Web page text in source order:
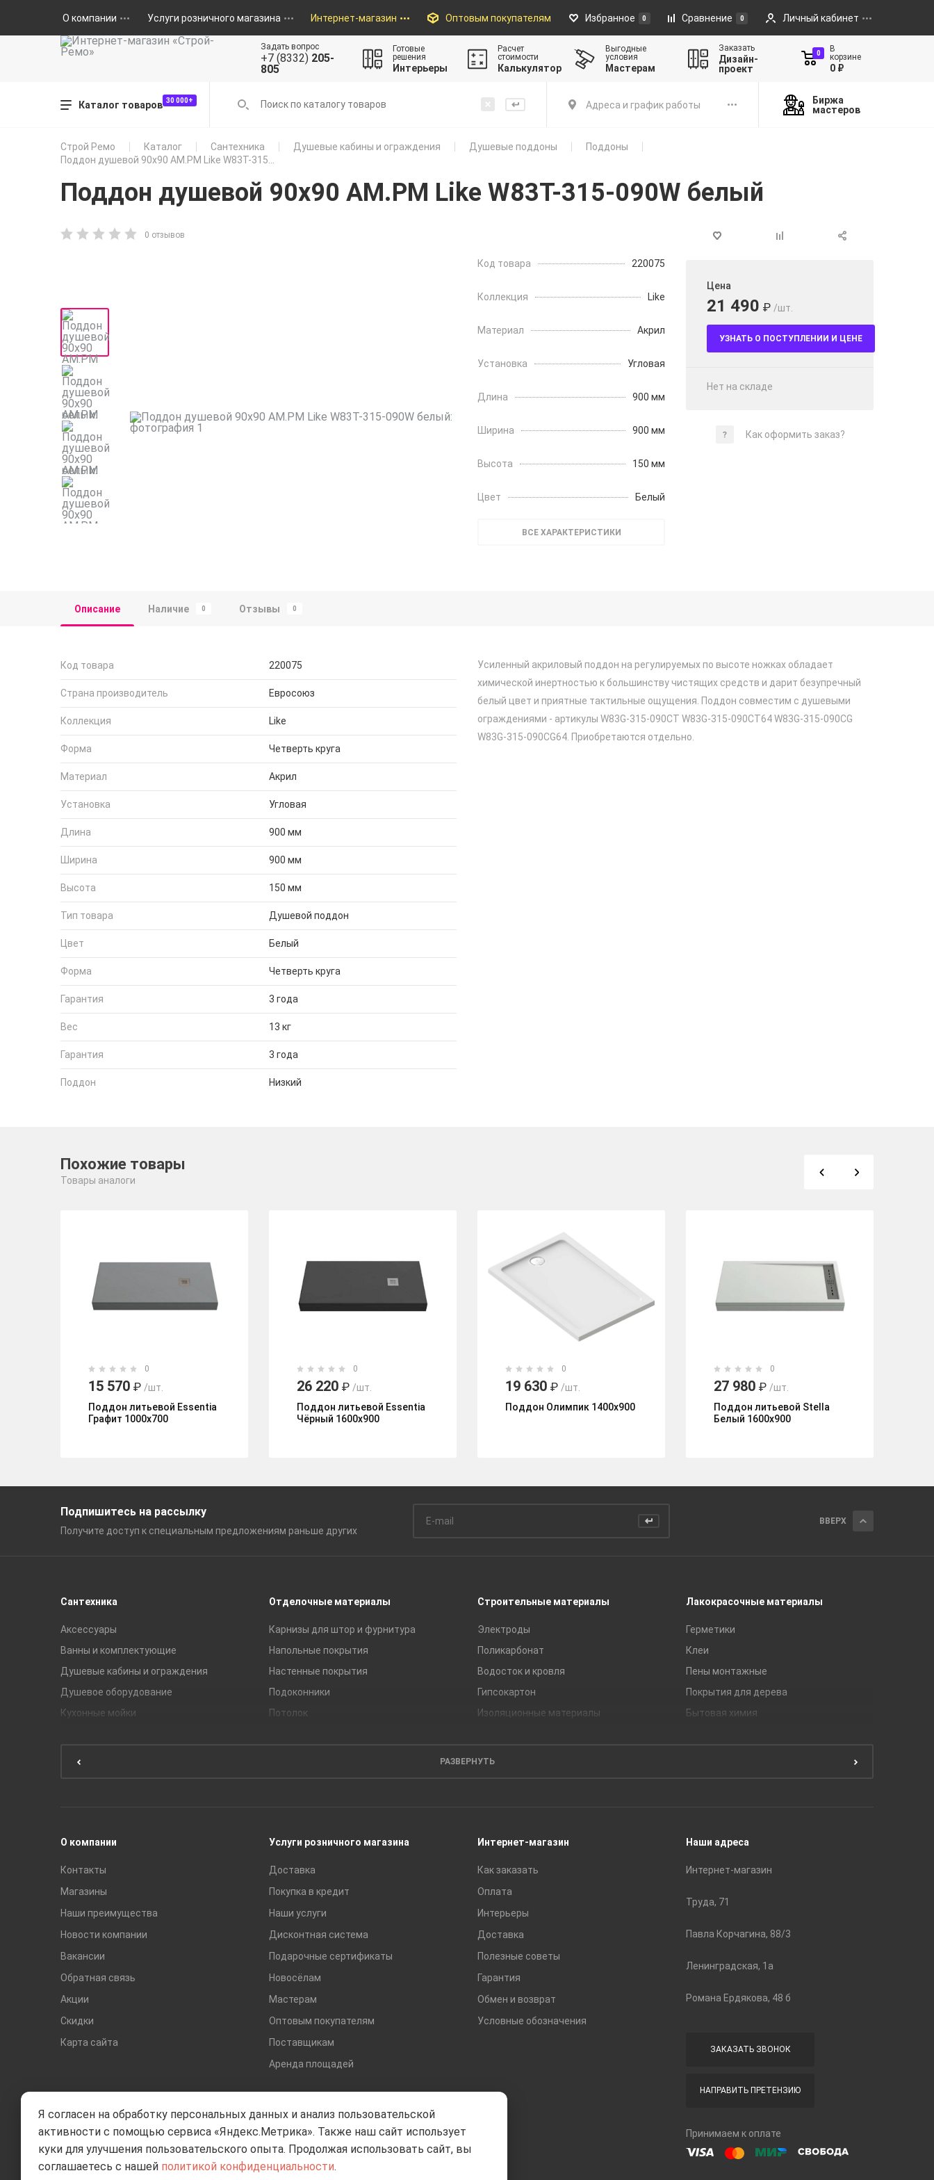
О компании Услуги розничного магазина Интернет-магазин Оптовым покупателям Избранное 0 Сравнение 0 Личный кабинет
Задать вопрос
+7 (8332) 205-
805
Готовые
решения
Интерьеры
Расчет
стоимости
Калькулятор
Выгодные
условия
Мастерам
Заказать
Дизайн-
проект
0
В
корзине
0 ₽
Каталог товаров 30 000+ Адреса и график работы
Биржа
мастеров
Строй Ремо Каталог Сантехника Душевые кабины и ограждения Душевые поддоны
Поддоны
Поддон душевой 90x90 AM.PM Like W83T-315...
Поддон душевой 90x90 AM.PM Like W83T-315-090W белый
0 отзывов
Код товара 220075
Коллекция Like
Материал Акрил
Установка Угловая
Длина 900 мм
Ширина 900 мм
Высота 150 мм
Цвет Белый
ВСЕ ХАРАКТЕРИСТИКИ
Цена
21 490 ₽ /шт.
УЗНАТЬ О ПОСТУПЛЕНИИ И ЦЕНЕ
Нет на складе
Как оформить заказ?
Описание Наличие 0 Отзывы 0
Код товара 220075
Страна производитель Евросоюз
Коллекция Like
Форма Четверть круга
Материал Акрил
Установка Угловая
Длина 900 мм
Ширина 900 мм
Высота 150 мм
Тип товара Душевой поддон
Цвет Белый
Форма Четверть круга
Гарантия 3 года
Вес 13 кг
Гарантия 3 года
Поддон Низкий
Усиленный акриловый поддон на регулируемых по высоте ножках обладает
химической инертностью к большинству чистящих средств и дарит безупречный
белый цвет и приятные тактильные ощущения. Поддон совместим с душевыми
ограждениями - артикулы W83G-315-090CT W83G-315-090CT64 W83G-315-090CG
W83G-315-090CG64. Приобретаются отдельно.
Похожие товары
Товары аналоги
0
15 570 ₽ /шт.
Поддон литьевой Essentia
Графит 1000х700
0
26 220 ₽ /шт.
Поддон литьевой Essentia
Чёрный 1600х900
0
19 630 ₽ /шт.
Поддон Олимпик 1400х900
0
27 980 ₽ /шт.
Поддон литьевой Stella
Белый 1600x900
Подпишитесь на рассылку
Получите доступ к специальным предложениям раньше других
ВВЕРХ
Сантехника
Аксессуары
Ванны и комплектующие
Душевые кабины и ограждения
Душевое оборудование
Кухонные мойки
Отделочные материалы
Карнизы для штор и фурнитура
Напольные покрытия
Настенные покрытия
Подоконники
Потолок
Строительные материалы
Электроды
Поликарбонат
Водосток и кровля
Гипсокартон
Изоляционные материалы
Сухие смеси
Лакокрасочные материалы
Герметики
Клеи
Пены монтажные
Покрытия для дерева
Бытовая химия
РАЗВЕРНУТЬ
О компании
Контакты
Магазины
Наши преимущества
Новости компании
Вакансии
Обратная связь
Акции
Скидки
Карта сайта
Услуги розничного магазина
Доставка
Покупка в кредит
Наши услуги
Дисконтная система
Подарочные сертификаты
Новосёлам
Мастерам
Оптовым покупателям
Поставщикам
Аренда площадей
Интернет-магазин
Как заказать
Оплата
Интерьеры
Доставка
Полезные советы
Гарантия
Обмен и возврат
Условные обозначения
Наши адреса
Интернет-магазин
Труда, 71
Павла Корчагина, 88/3
Ленинградская, 1а
Романа Ердякова, 48 б
ЗАКАЗАТЬ ЗВОНОК
НАПРАВИТЬ ПРЕТЕНЗИЮ
Принимаем к оплате
Я согласен на обработку персональных данных и анализ пользовательской
активности с помощью сервиса «Яндекс.Метрика». Также наш сайт использует
куки для улучшения пользовательского опыта. Продолжая использовать сайт, вы
соглашаетесь с нашей политикой конфиденциальности.